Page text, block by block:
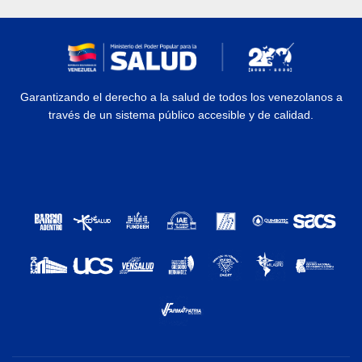
Garantizando el derecho a la salud de todos los venezolanos a
través de un sistema público accesible y de calidad.